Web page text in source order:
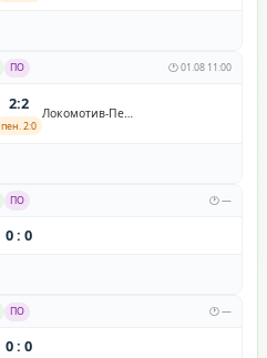
ПО 🕐 01.08 11:00
2:2
пен. 2:0
Локомотив-Перово 2014
ПО 🕐 —
0 : 0
ПО 🕐 —
0 : 0